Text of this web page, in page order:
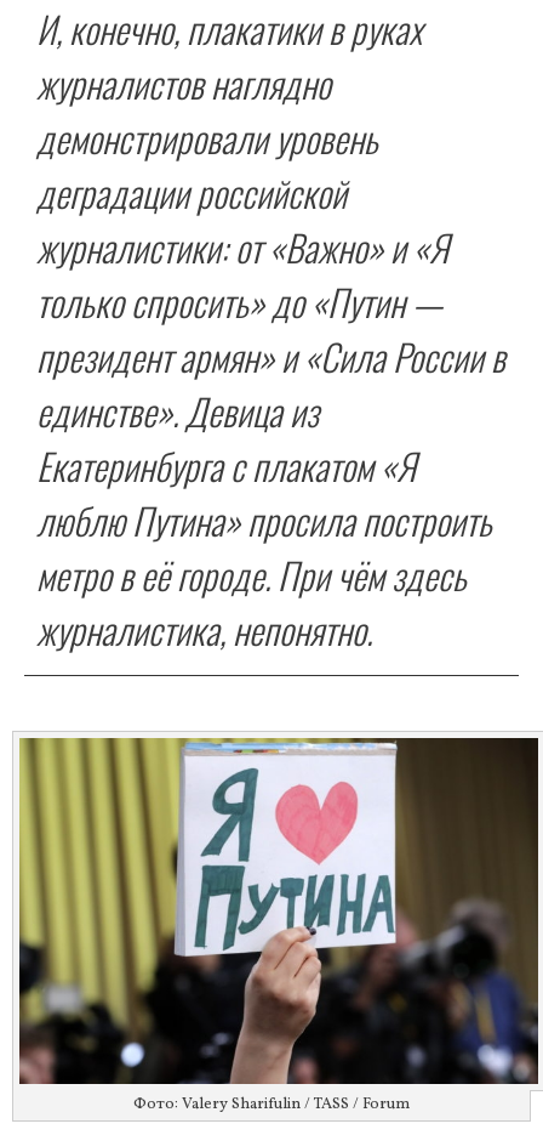
И, конечно, плакатики в руках
журналистов наглядно
демонстрировали уровень
деградации российской
журналистики: от «Важно» и «Я
только спросить» до «Путин —
президент армян» и «Сила России в
единстве». Девица из
Екатеринбурга с плакатом «Я
люблю Путина» просила построить
метро в её городе. При чём здесь
журналистика, непонятно.
Фото: Valery Sharifulin / TASS / Forum